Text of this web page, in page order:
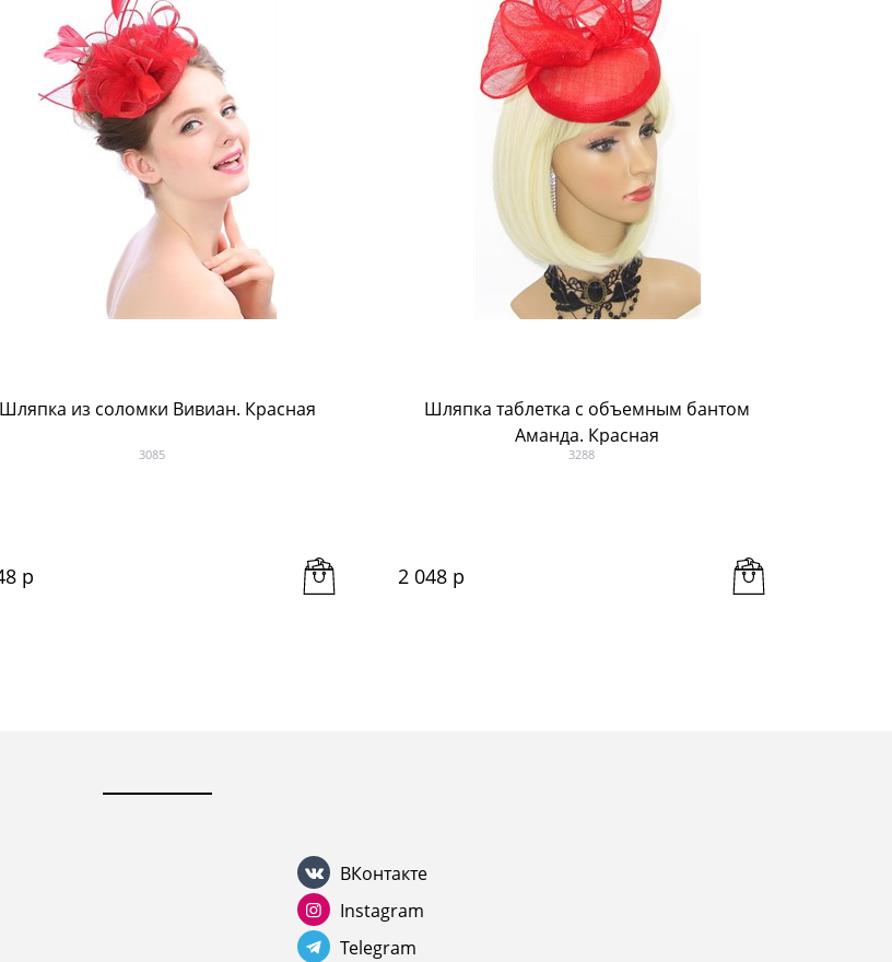
Шляпка из соломки Вивиан. Красная
3085
р
Шляпка таблетка с объемным бантом
Аманда. Красная
3288
2 048 р
ВКонтакте
Instagram
Telegram